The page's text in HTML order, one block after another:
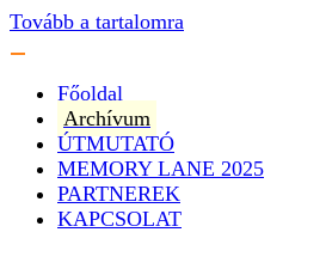
Tovább a tartalomra
Főoldal
Archívum
ÚTMUTATÓ
MEMORY LANE 2025
PARTNEREK
KAPCSOLAT